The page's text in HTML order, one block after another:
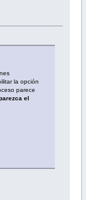
la opción
parece
el